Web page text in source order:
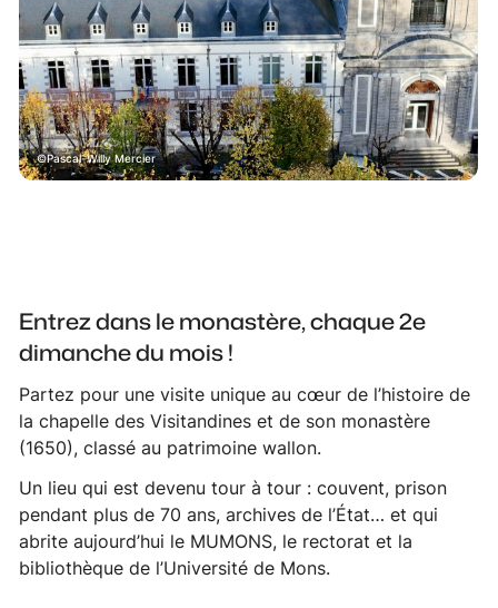
Pascal-Willy Mercier
Entrez dans le monastère, chaque 2e
dimanche du mois !
Partez pour une visite unique au cœur de l’histoire de
la chapelle des Visitandines et de son monastère
(1650), classé au patrimoine wallon.
Un lieu qui est devenu tour à tour : couvent, prison
pendant plus de 70 ans, archives de l’État… et qui
abrite aujourd’hui le MUMONS, le rectorat et la
bibliothèque de l’Université de Mons.